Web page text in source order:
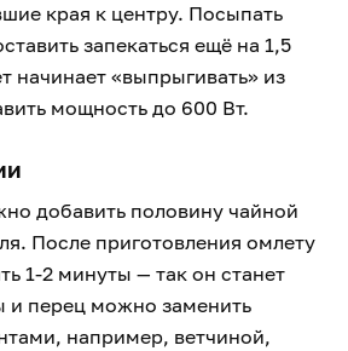
края к центру. Посыпать
запекаться ещё на 1,5
начинает «выпрыгивать» из
мощность до 600 Вт.
добавить половину чайной
После приготовления омлету
1-2 минуты — так он станет
перец можно заменить
например, ветчиной,